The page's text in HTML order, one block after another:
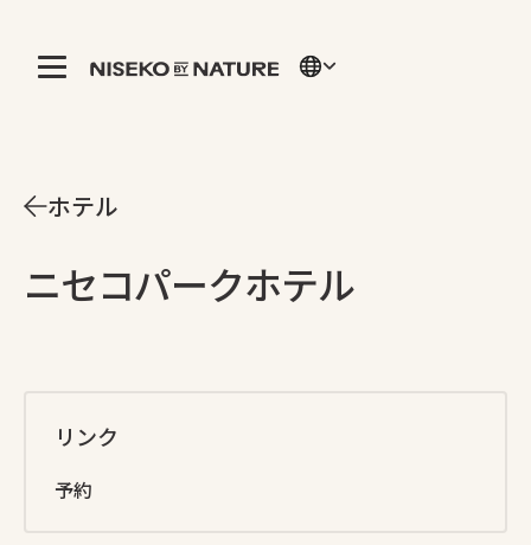
ホテル
ニセコパークホテル
リンク
予約